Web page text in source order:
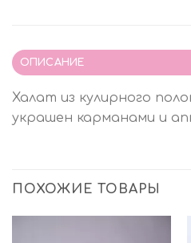
ОПИСАНИЕ
Халат из кулирного
украшен карманами и
ПОХОЖИЕ ТОВАРЫ